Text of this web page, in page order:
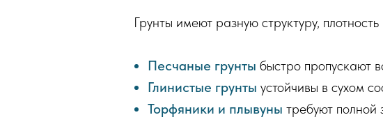
Грунты имеют разную структуру,
Песчаные грунты быстро пропускают
Глинистые грунты устойчивы в сухом
Торфяники и плывуны требуют